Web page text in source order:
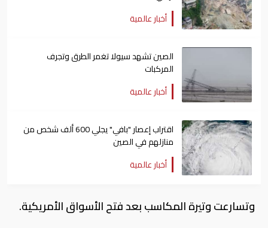
أخبار عالمية
الصين تشهد سيولا تغمر الطرق وتجرف
المركبات
أخبار عالمية
اقتراب إعصار "بافي" يجلي 600 ألف شخص من
منازلهم في الصين
أخبار عالمية
وتسارعت وتيرة المكاسب بعد فتح الأسواق الأمريكية.